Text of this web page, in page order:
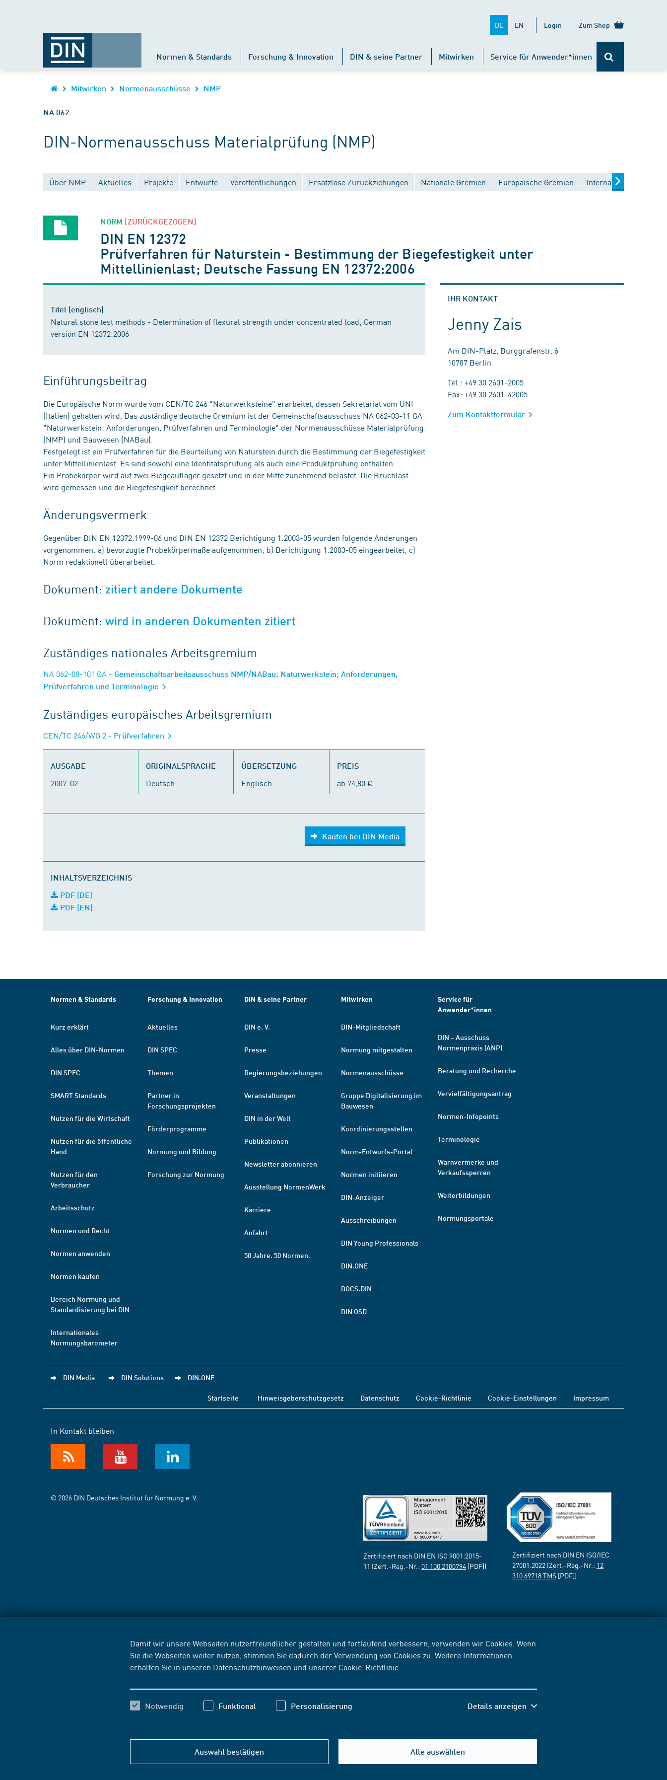
Damit wir unsere Webseiten nutzerfreundlicher gestalten und fortlaufend verbessern, verwenden wir Cookies. Wenn
Sie die Webseiten weiter nutzen, stimmen Sie dadurch der Verwendung von Cookies zu. Weitere Informationen
erhalten Sie in unseren Datenschutzhinweisen und unserer Cookie-Richtlinie
Notwendig Funktional Personalisierung Details anzeigen
Auswahl bestätigen Alle auswählen
DE EN Login Zum Shop
Normen & Standards Forschung & Innovation DIN & seine Partner Mitwirken Service für Anwender*innen
Mitwirken Normenausschüsse NMP
NA 062
DIN-Normenausschuss Materialprüfung (NMP)
Über NMP Aktuelles Projekte Entwürfe Veröffentlichungen Ersatzlose Zurückziehungen Nationale Gremien Europäische Gremien Internationale Gremien
NORM [ZURÜCKGEZOGEN]
DIN EN 12372
Prüfverfahren für Naturstein - Bestimmung der Biegefestigkeit unter
Mittellinienlast; Deutsche Fassung EN 12372:2006
Titel (englisch)
Natural stone test methods - Determination of flexural strength under concentrated load; German
version EN 12372:2006
Einführungsbeitrag
Die Europäische Norm wurde vom CEN/TC 246 "Naturwerksteine" erarbeitet, dessen Sekretariat vom UNI
(Italien) gehalten wird. Das zuständige deutsche Gremium ist der Gemeinschaftsausschuss NA 062-03-11 GA
"Naturwerkstein; Anforderungen, Prüfverfahren und Terminologie" der Normenausschüsse Materialprüfung
(NMP) und Bauwesen (NABau).
Festgelegt ist ein Prüfverfahren für die Beurteilung von Naturstein durch die Bestimmung der Biegefestigkeit
unter Mittellinienlast. Es sind sowohl eine Identitätsprüfung als auch eine Produktprüfung enthalten.
Ein Probekörper wird auf zwei Biegeauflager gesetzt und in der Mitte zunehmend belastet. Die Bruchlast
wird gemessen und die Biegefestigkeit berechnet.
Änderungsvermerk
Gegenüber DIN EN 12372:1999-06 und DIN EN 12372 Berichtigung 1:2003-05 wurden folgende Änderungen
vorgenommen: a) bevorzugte Probekörpermaße aufgenommen; b) Berichtigung 1:2003-05 eingearbeitet; c)
Norm redaktionell überarbeitet.
Dokument: zitiert andere Dokumente
Dokument:wird in anderen Dokumenten zitiert
Zuständiges nationales Arbeitsgremium
NA 062-08-101 GA - Gemeinschaftsarbeitsausschuss NMP/NABau: Naturwerkstein; Anforderungen,
Prüfverfahren und Terminologie
Zuständiges europäisches Arbeitsgremium
CEN/TC 246/WG 2 - Prüfverfahren
AUSGABE
2007-02
ORIGINALSPRACHE
Deutsch
ÜBERSETZUNG
Englisch
PREIS
ab 74,80 €
Kaufen bei DIN Media
INHALTSVERZEICHNIS
PDF (DE)
PDF (EN)
IHR KONTAKT
Jenny Zais
Am DIN-Platz, Burggrafenstr. 6
10787 Berlin
Tel.: +49 30 2601-2005
Fax: +49 30 2601-42005
Zum Kontaktformular
Normen & Standards
Kurz erklärt
Alles über DIN-Normen
DIN SPEC
SMART Standards
Nutzen für die Wirtschaft
Nutzen für die öffentliche
Hand
Nutzen für den
Verbraucher
Arbeitsschutz
Normen und Recht
Normen anwenden
Normen kaufen
Bereich Normung und
Standardisierung bei DIN
Internationales
Normungsbarometer
Forschung & Innovation
Aktuelles
DIN SPEC
Themen
Partner in
Forschungsprojekten
Förderprogramme
Normung und Bildung
Forschung zur Normung
DIN & seine Partner
DIN e. V.
Presse
Regierungsbeziehungen
Veranstaltungen
DIN in der Welt
Publikationen
Newsletter abonnieren
Ausstellung NormenWerk
Karriere
Anfahrt
50 Jahre. 50 Normen.
Mitwirken
DIN-Mitgliedschaft
Normung mitgestalten
Normenausschüsse
Gruppe Digitalisierung im
Bauwesen
Koordinierungsstellen
Norm-Entwurfs-Portal
Normen initiieren
DIN-Anzeiger
Ausschreibungen
DIN Young Professionals
DIN.ONE
DOCS.DIN
DIN OSD
Service für
Anwender*innen
DIN – Ausschuss
Normenpraxis (ANP)
Beratung und Recherche
Vervielfältigungsantrag
Normen-Infopoints
Terminologie
Warnvermerke und
Verkaufssperren
Weiterbildungen
Normungsportale
DIN Media DIN Solutions DIN.ONE
Startseite Hinweisgeberschutzgesetz Datenschutz Cookie-Richtlinie Cookie-Einstellungen Impressum
In Kontakt bleiben
© 2026 DIN Deutsches Institut für Normung e. V.
Zertifiziert nach DIN EN ISO 9001:2015-
11 (Zert.-Reg.-Nr.: 01 100 2100794 [PDF])
Zertifiziert nach DIN EN ISO/IEC
27001:2022 (Zert.-Reg.-Nr.: 12
310 69718 TMS [PDF])